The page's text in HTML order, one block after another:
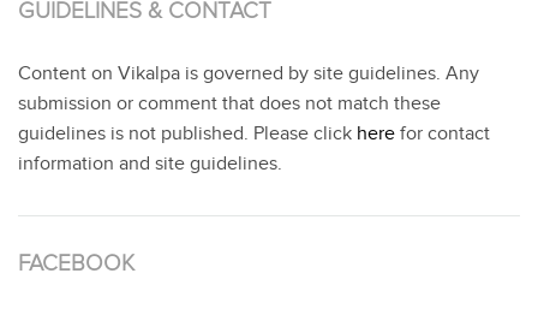
GUIDELINES & CONTACT
Content on Vikalpa is governed by site guidelines. Any
submission or comment that does not match these
guidelines is not published. Please click here for contact
information and site guidelines.
FACEBOOK